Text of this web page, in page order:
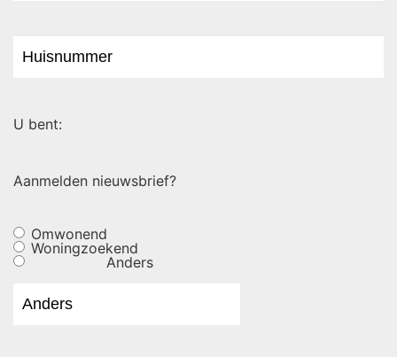
U bent:
Aanmelden nieuwsbrief?
Omwonend
Woningzoekend
Anders